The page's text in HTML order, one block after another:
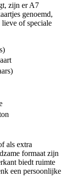
zijn er A7
genoemd,
lieve of speciale
als extra
formaat zijn
biedt ruimte
een persoonlijke